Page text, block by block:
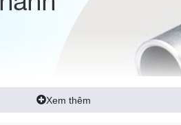
Xem thêm